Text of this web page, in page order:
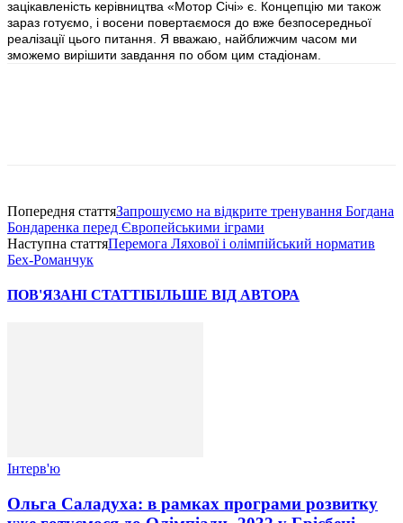
зацікавленість керівництва «Мотор Січі» є. Концепцію ми також
зараз готуємо, і восени повертаємося до вже безпосередньої
реалізації цього питання. Я вважаю, найближчим часом ми
зможемо вирішити завдання по обом цим стадіонам.
Попередня статтяЗапрошуємо на відкрите тренування Богдана
Бондаренка перед Європейськими іграми
Наступна статтяПеремога Ляхової і олімпійський норматив
Бех-Романчук
ПОВ'ЯЗАНІ СТАТТІБІЛЬШЕ ВІД АВТОРА
Інтерв'ю
Ольга Саладуха: в рамках програми розвитку